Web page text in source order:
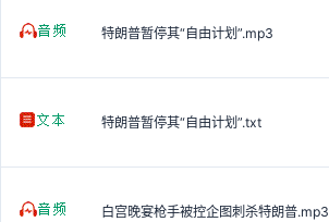
特朗普暂停其“自由计划”.mp3
特朗普暂停其“自由计划”.txt
白宫晚宴枪手被控企图刺杀特朗普.mp3